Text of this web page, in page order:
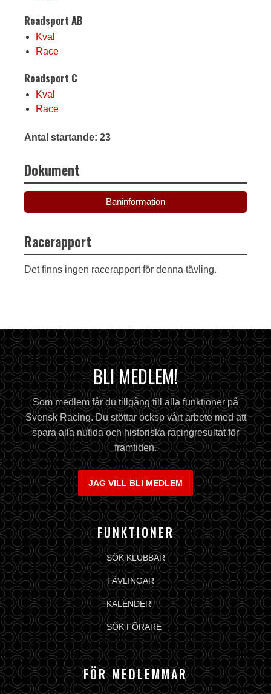
Roadsport AB
Kval
Race
Roadsport C
Kval
Race
Antal startande: 23
Dokument
Baninformation
Racerapport
Det finns ingen racerapport för denna tävling.
BLI MEDLEM!
Som medlem får du tillgång till alla funktioner på
Svensk Racing. Du stöttar ocksp vårt arbete med att
spara alla nutida och historiska racingresultat för
framtiden.
JAG VILL BLI MEDLEM
FUNKTIONER
SÖK KLUBBAR
TÄVLINGAR
KALENDER
SÖK FÖRARE
FÖR MEDLEMMAR